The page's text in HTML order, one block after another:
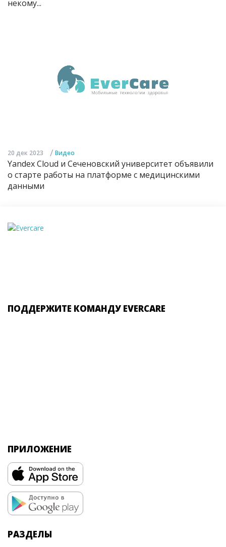
некому...
20 дек 2023 / Видео
Yandex Cloud и Сеченовский университет объявили
о старте работы на платформе с медицинскими
данными
ПОДДЕРЖИТЕ КОМАНДУ EVERCARE
ПРИЛОЖЕНИЕ
РАЗДЕЛЫ